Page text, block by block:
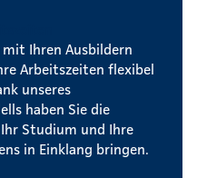
mit Ihren Ausbildern
Arbeitszeiten flexibel
unseres
haben Sie die
Studium und Ihre
in Einklang bringen.